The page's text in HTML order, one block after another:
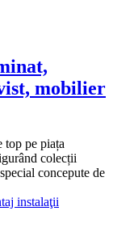
mobilier
pe piața
colecții
concepute de